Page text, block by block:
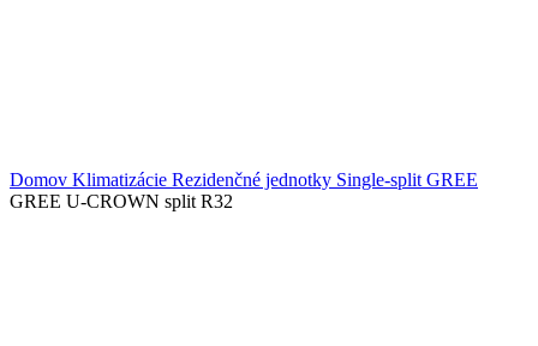
Domov Klimatizácie Rezidenčné jednotky Single-splitGREE
GREE U-CROWN split R32